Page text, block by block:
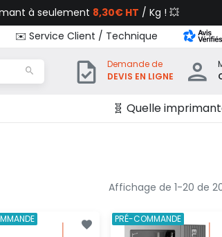
à seulement 8,30€ HT / Kg ! 💥
✉️ Service Client / Technique
Demande de
DEVIS EN LIGNE
🧬 Quelle
Affichage de 1-20 de
PRÉ-COMMANDE